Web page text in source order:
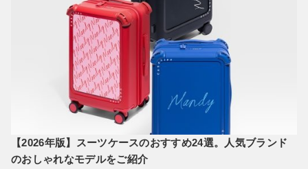
【2026年版】スーツケースのおすすめ24選。人気ブランド
のおしゃれなモデルをご紹介